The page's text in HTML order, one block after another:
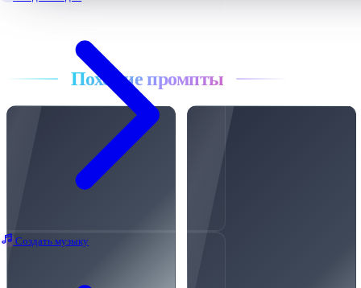
Создать музыку
Все промпты
Похожие промпты